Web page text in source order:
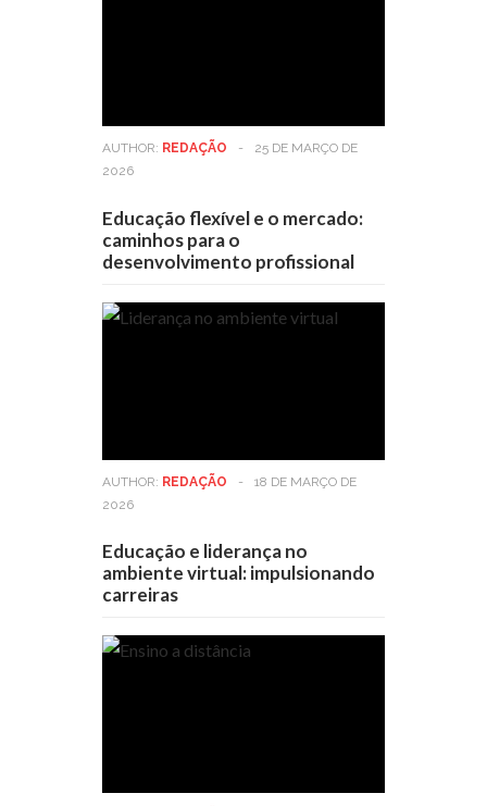
AUTHOR: REDAÇÃO -
25 DE MARÇO DE
2026
Educação flexível e o mercado:
caminhos para o
desenvolvimento profissional
AUTHOR: REDAÇÃO -
18 DE MARÇO DE
2026
Educação e liderança no
ambiente virtual: impulsionando
carreiras